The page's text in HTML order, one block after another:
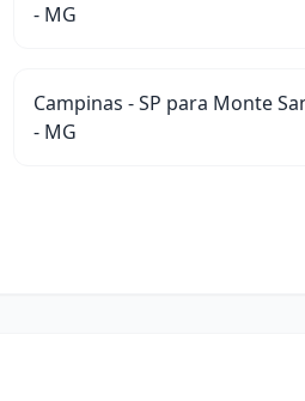
- MG
Campinas - SP para Monte
- MG